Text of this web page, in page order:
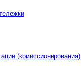
(комиссионирования)